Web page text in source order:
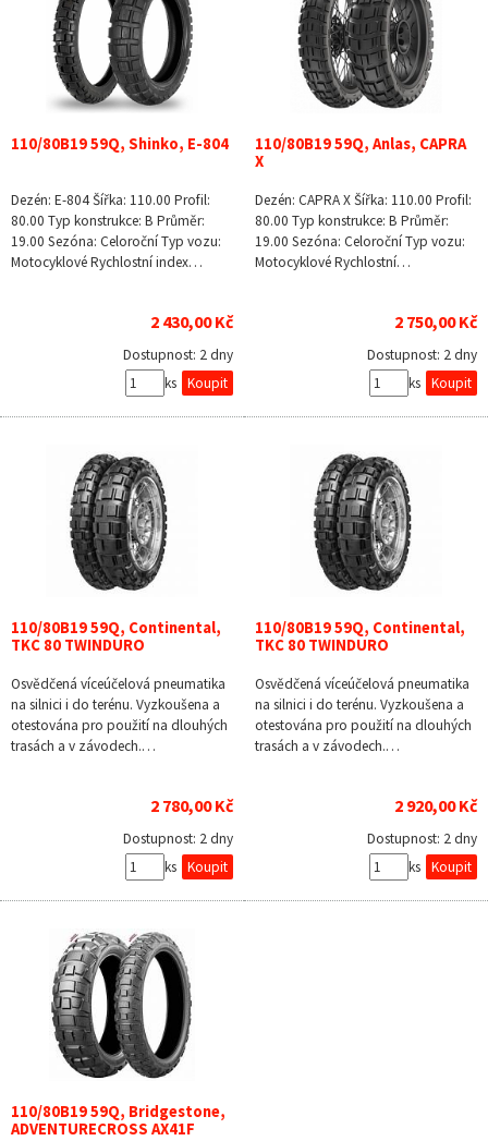
110/80B19 59Q, Shinko, E-804
Dezén: E-804 Šířka: 110.00 Profil:
80.00 Typ konstrukce: B Průměr:
19.00 Sezóna: Celoroční Typ vozu:
Motocyklové Rychlostní index…
2 430,00 Kč
Dostupnost: 2 dny
ks
110/80B19 59Q, Anlas, CAPRA
X
Dezén: CAPRA X Šířka: 110.00 Profil:
80.00 Typ konstrukce: B Průměr:
19.00 Sezóna: Celoroční Typ vozu:
Motocyklové Rychlostní…
2 750,00 Kč
Dostupnost: 2 dny
ks
110/80B19 59Q, Continental,
TKC 80 TWINDURO
Osvědčená víceúčelová pneumatika
na silnici i do terénu. Vyzkoušena a
otestována pro použití na dlouhých
trasách a v závodech.…
2 780,00 Kč
Dostupnost: 2 dny
ks
110/80B19 59Q, Continental,
TKC 80 TWINDURO
Osvědčená víceúčelová pneumatika
na silnici i do terénu. Vyzkoušena a
otestována pro použití na dlouhých
trasách a v závodech.…
2 920,00 Kč
Dostupnost: 2 dny
ks
110/80B19 59Q, Bridgestone,
ADVENTURECROSS AX41F